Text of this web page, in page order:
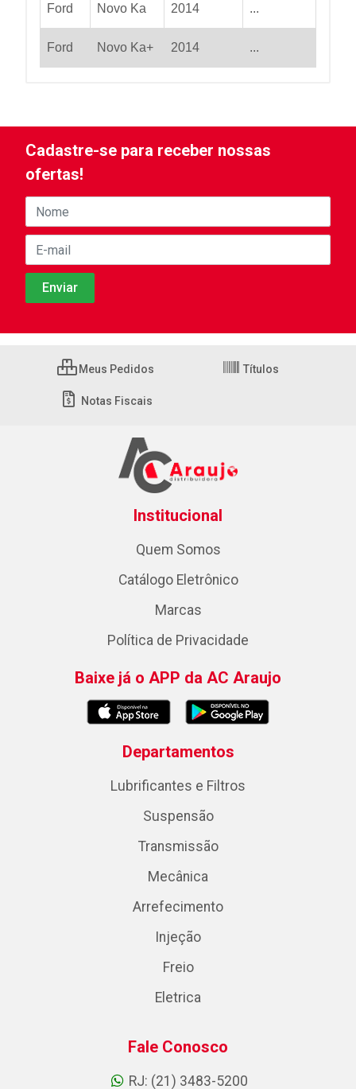
Ford Novo Ka 2014 ...
Ford Novo Ka+ 2014 ...
Cadastre-se para receber nossas
ofertas!
Meus Pedidos Títulos
Notas Fiscais
Institucional
Quem Somos
Catálogo Eletrônico
Marcas
Política de Privacidade
Baixe já o APP da AC Araujo
Departamentos
Lubrificantes e Filtros
Suspensão
Transmissão
Mecânica
Arrefecimento
Injeção
Freio
Eletrica
Fale Conosco
RJ: (21) 3483-5200